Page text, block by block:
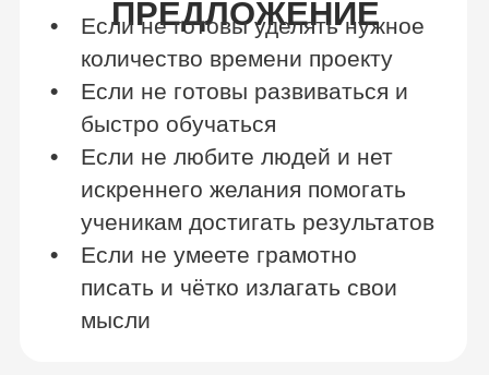
ОБРАЩЕНИЕ ДАРЬИ
«Я учусь в разных областях, не
только в Рейки. И всегда
стараюсь не останавливаться —